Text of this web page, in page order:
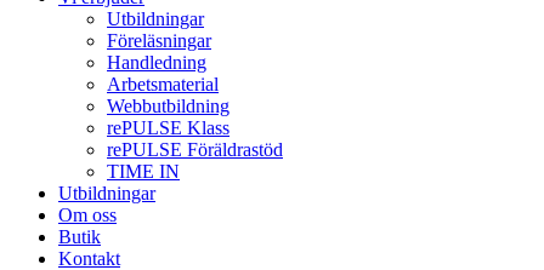
Utbildningar
Föreläsningar
Handledning
Arbetsmaterial
Webbutbildning
rePULSE Klass
rePULSE Föräldrastöd
TIME IN
Utbildningar
Om oss
Butik
Kontakt